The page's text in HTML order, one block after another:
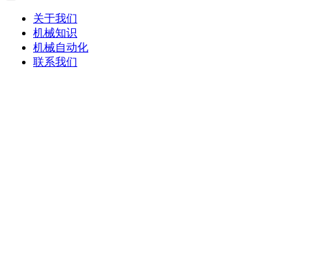
关于我们
机械知识
机械自动化
联系我们